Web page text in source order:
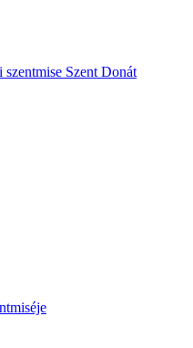
szentmise Szent Donát